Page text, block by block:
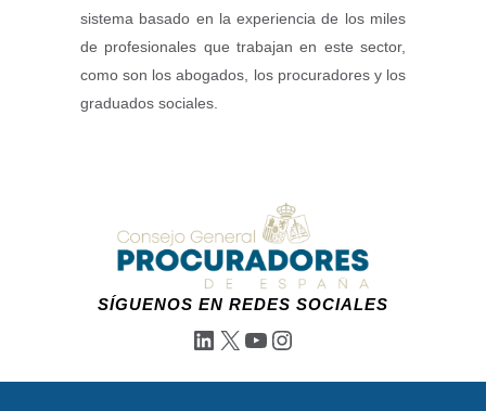
sistema basado en la experiencia de los miles
de profesionales que trabajan en este sector,
como son los abogados, los procuradores y los
graduados sociales.
SÍGUENOS EN REDES SOCIALES
LinkedIn
X YouTube
Instagram